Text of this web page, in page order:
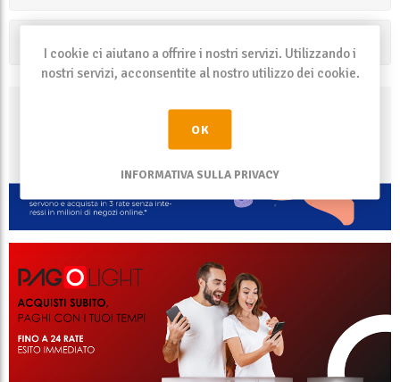
I cookie ci aiutano a offrire i nostri servizi. Utilizzando i
nostri servizi, acconsentite al nostro utilizzo dei cookie.
OK
INFORMATIVA SULLA PRIVACY